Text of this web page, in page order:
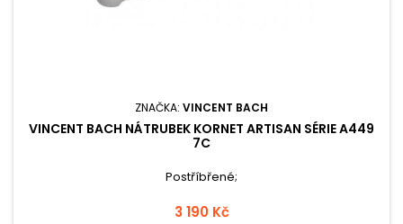
ZNAČKA: VINCENT BACH
VINCENT BACH NÁTRUBEK KORNET ARTISAN SÉRIE A449
7C
Postříbřené;
3 190 Kč